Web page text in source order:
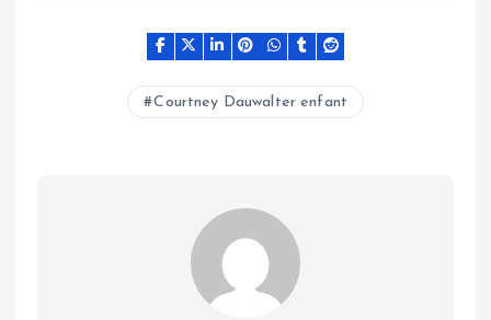
Courtney Dauwalter enfant